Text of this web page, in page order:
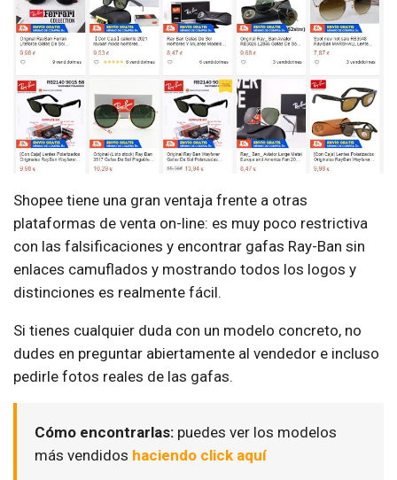
Shopee tiene una gran ventaja frente a otras
plataformas de venta on-line: es muy poco restrictiva
con las falsificaciones y encontrar gafas Ray-Ban sin
enlaces camuflados y mostrando todos los logos y
distinciones es realmente fácil.
Si tienes cualquier duda con un modelo concreto, no
dudes en preguntar abiertamente al vendedor e incluso
pedirle fotos reales de las gafas.
Cómo encontrarlas: puedes ver los modelos
más vendidos haciendo click aquí